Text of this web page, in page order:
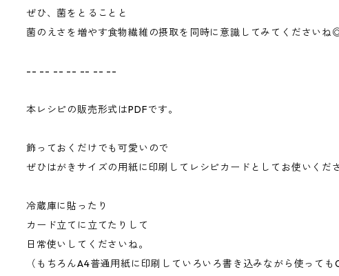
ぜひ、菌をとることと
菌のえさを増やす食物繊維の摂取を同時に意識してみてくださいね
-- -- -- -- -- -- --
本レシピの販売形式はPDFです。
飾っておくだけでも可愛いので
ぜひはがきサイズの用紙に印刷してレシピカードとしてお使いくださ
冷蔵庫に貼ったり
カード立てに立てたりして
日常使いしてくださいね。
（もちろんA4普通用紙に印刷していろいろ書き込みながら使って